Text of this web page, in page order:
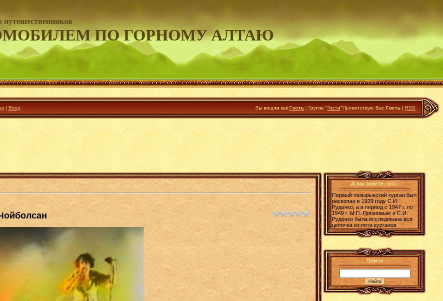
путешественников
ПО ГОРНОМУ АЛТАЮ
| Вход Вы вошли как Гость | Группа "Гости"Приветствую Вас Гость | RSS
А вы знаете, что..
Первый пазырыкский курган был
раскопан в 1929 году С.И.
Руденко, а в период с 1947 г. по
1949 г. М.П. Грязновым и С.И.
Руденко была исследована вся
цепочка из пяти курганов
Поиск